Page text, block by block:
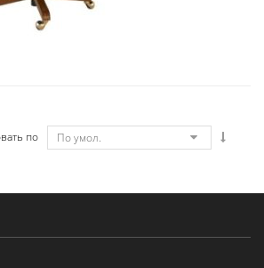
7 692,51€
по По умол.